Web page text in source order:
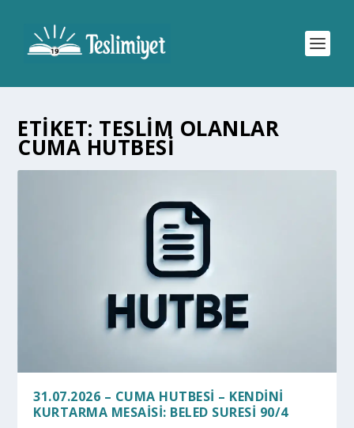
ETIKET: TESLIM OLANLAR
CUMA HUTBESI
31.07.2026 – CUMA HUTBESI – KENDINI
KURTARMA MESAISI: BELED SURESI 90/4